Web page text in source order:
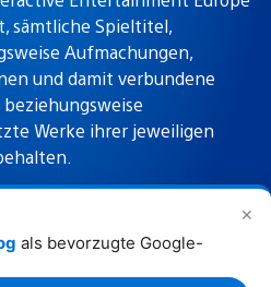
✕
als bevorzugte Google-
sämtliche Spieltitel,
Aufmachungen,
und damit verbundene
Werke ihrer jeweiligen